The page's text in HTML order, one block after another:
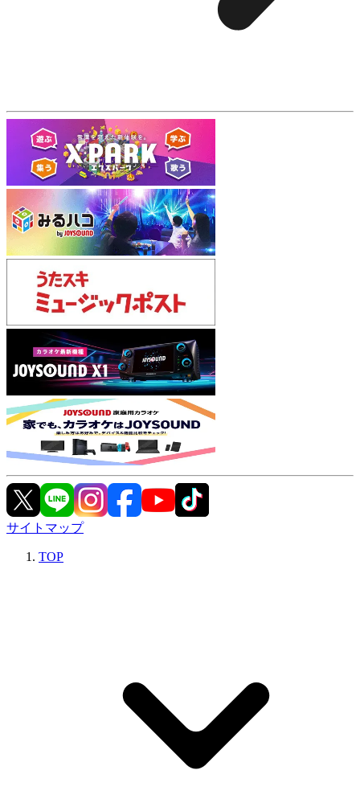
サイトマップ
TOP